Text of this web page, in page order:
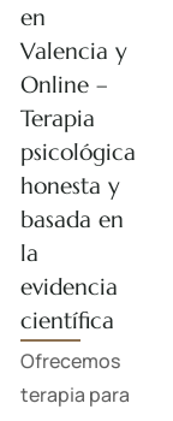
en
Valencia y
Online –
Terapia
psicológica
honesta y
basada en
la
evidencia
científica
Ofrecemos
terapia para